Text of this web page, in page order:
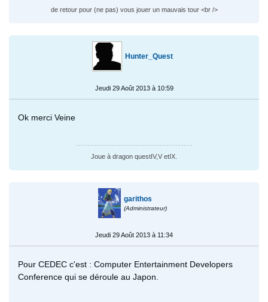
de retour pour (ne pas) vous jouer un mauvais tour <br />
Hunter_Quest
Jeudi 29 Août 2013 à 10:59
Ok merci Veine
Joue à dragon questIV,V etIX.
garithos
(Administrateur)
Jeudi 29 Août 2013 à 11:34
Pour CEDEC c'est : Computer Entertainment Developers
Conference qui se déroule au Japon.